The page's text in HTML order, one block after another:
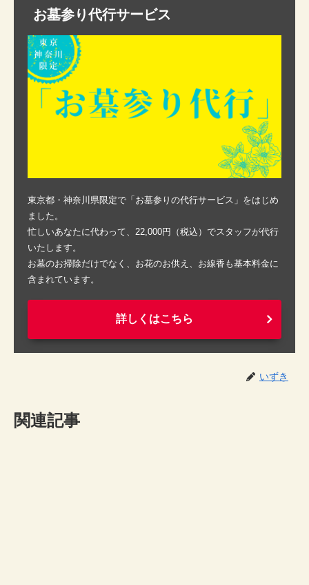
お墓参り代行サービス
東京都・神奈川県限定で「お墓参りの代行サービス」をはじめ
ました。
忙しいあなたに代わって、22,000円（税込）でスタッフが代行
いたします。
お墓のお掃除だけでなく、お花のお供え、お線香も基本料金に
含まれています。
詳しくはこちら
いずき
関連記事